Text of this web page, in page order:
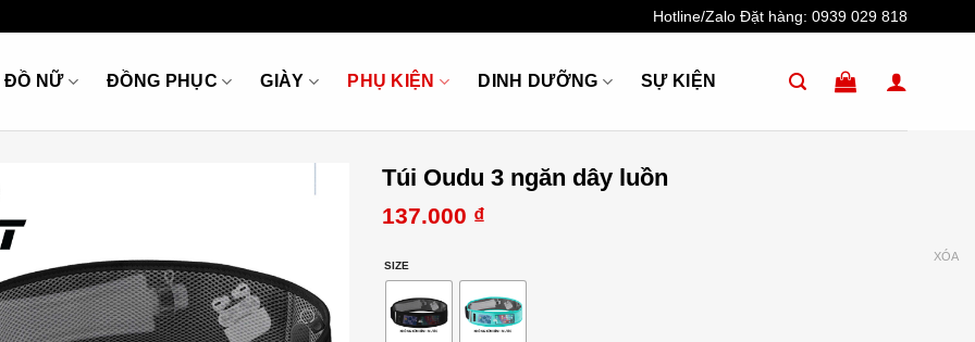
Hotline/Zalo Đặt hàng: 0939 029 818
ĐỒ NỮ ĐỒNG PHỤC GIÀY PHỤ KIỆN DINH DƯỠNG SỰ KIỆN
Túi Oudu 3 ngăn dây luồn
137.000 ₫
SIZE
XÓA